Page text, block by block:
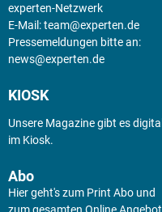
experten-Netzwerk
E-Mail:team@experten.de
Pressemeldungen bitte an:
news@experten.de
KIOSK
Unsere Magazine gibt es digital
im Kiosk.
Abo
Hier geht's zum Print Abo und
zum gesamten Online Angebot